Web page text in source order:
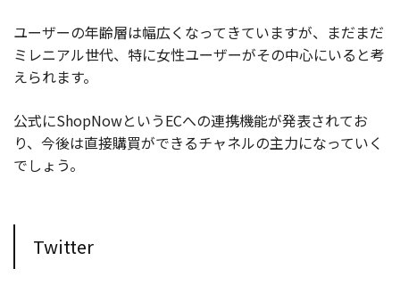
ユーザーの年齢層は幅広くなってきていますが、まだまだ
ミレニアル世代、特に女性ユーザーがその中心にいると考
えられます。
公式にShopNowというECへの連携機能が発表されてお
り、今後は直接購買ができるチャネルの主力になっていく
でしょう。
Twitter